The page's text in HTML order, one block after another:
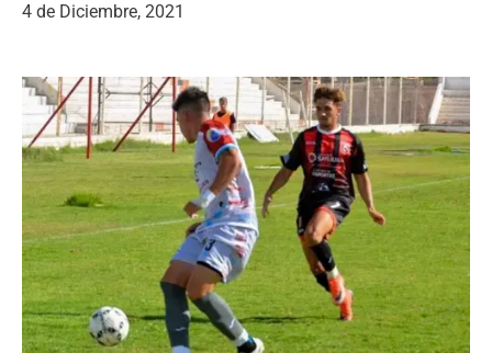
4 de Diciembre, 2021